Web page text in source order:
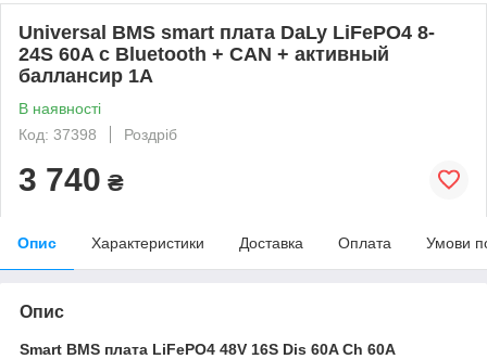
Universal BMS smart плата DaLy LiFePO4 8-
24S 60A с Bluetooth + CAN + активный
баллансир 1A
В наявності
Код: 37398
Роздріб
3 740 ₴
Опис Характеристики Доставка Оплата Умови
Опис
Smart BMS плата LiFePO4 48V 16S Dis 60A Ch 60A